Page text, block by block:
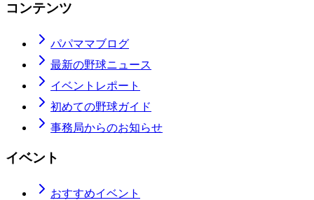
コンテンツ
パパママブログ
最新の野球ニュース
イベントレポート
初めての野球ガイド
事務局からのお知らせ
イベント
おすすめイベント